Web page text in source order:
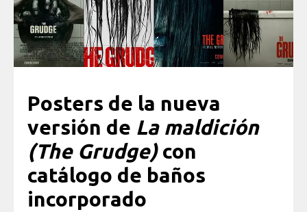
Posters de la nueva
versión de La maldición
(The Grudge)con
catálogo de baños
incorporado